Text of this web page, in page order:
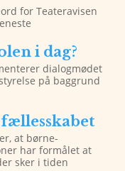
for Teateravisen
i dag?
dialogmødet
på baggrund
at børne-
har formålet at
sker i tiden